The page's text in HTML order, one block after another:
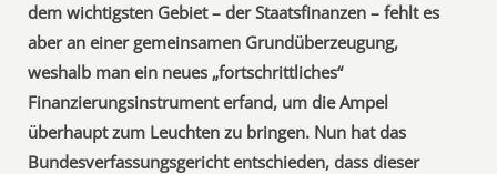
dem wichtigsten Gebiet – der Staatsfinanzen – fehlt es
aber an einer gemeinsamen Grundüberzeugung,
weshalb man ein neues „fortschrittliches“
Finanzierungsinstrument erfand, um die Ampel
überhaupt zum Leuchten zu bringen. Nun hat das
Bundesverfassungsgericht entschieden, dass dieser